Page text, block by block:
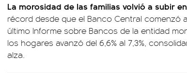
La morosidad de las familias volvió a subir
récord desde que el Banco Central comenzó
último Informe sobre Bancos de la entidad
los hogares avanzó del 6,6% al 7,3%,
alza.